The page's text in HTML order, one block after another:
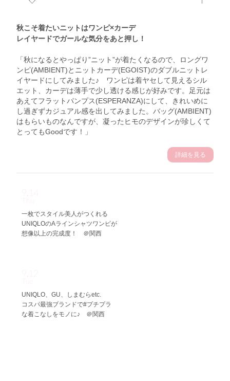
秋こそ着たいニットはワンピ×カーデ
レイヤードでガールな気分をあと押し！
「秋になるとやっぱり”ニット”が着たくなるので、ロングワ
ンピ(AMBIENT)とニットカーデ(EGOIST)のダブルニットレ
イヤードにしてみました♪ ワンピは着ヤセして見えるシル
エット、カーデは薄手で少し透ける感じが好みです。足元は
あえてフラットパンプス(ESPERANZA)にして、きれいめに
し過ぎずカジュアル感を出してみました。バッグ(AMBIENT)
はもらいものなんですが、凝ったヒモのデザインが珍しくて
とってもGoodです！」
詳細を見る
9.14
一枚でスタイル美人がつくれる
UNIQLOのAラインシャツワンピが
想像以上の完成度！ ＠関西
UNIQLO、GU、しまむらetc.
コスパ最強ブランドで#プチプラ
な着こなしをモノに♪ ＠関西